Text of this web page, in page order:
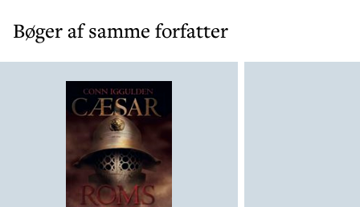
Bøger af samme forfatter